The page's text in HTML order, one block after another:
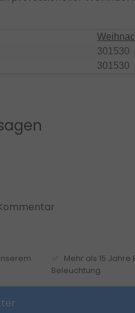
301530
301530
Mehr als 15 Jahre
Beleuchtung